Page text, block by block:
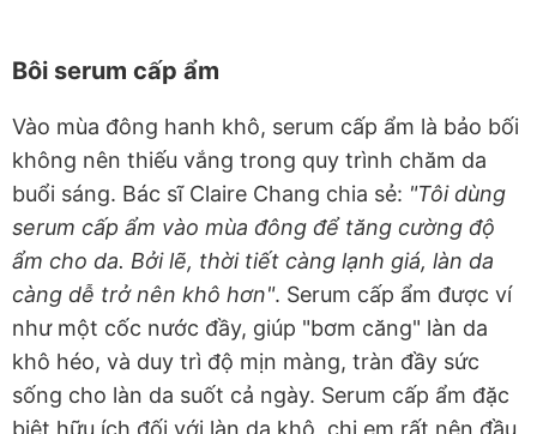
Bôi serum cấp ẩm
Vào mùa đông hanh khô, serum cấp ẩm là bảo bối
không nên thiếu vắng trong quy trình chăm da
buổi sáng. Bác sĩ Claire Chang chia sẻ: "Tôi dùng
serum cấp ẩm vào mùa đông để tăng cường độ
ẩm cho da. Bởi lẽ, thời tiết càng lạnh giá, làn da
càng dễ trở nên khô hơn". Serum cấp ẩm được ví
như một cốc nước đầy, giúp "bơm căng" làn da
khô héo, và duy trì độ mịn màng, tràn đầy sức
sống cho làn da suốt cả ngày. Serum cấp ẩm đặc
biệt hữu ích đối với làn da khô, chị em rất nên đầu